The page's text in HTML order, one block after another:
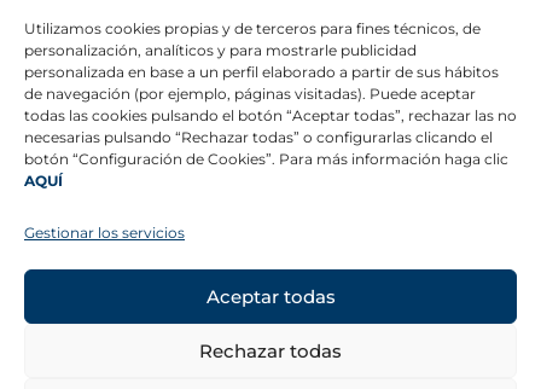
Utilizamos cookies propias y de terceros para fines técnicos, de
personalización, analíticos y para mostrarle publicidad
personalizada en base a un perfil elaborado a partir de sus hábitos
de navegación (por ejemplo, páginas visitadas). Puede aceptar
todas las cookies pulsando el botón “Aceptar todas”, rechazar las no
necesarias pulsando “Rechazar todas” o configurarlas clicando el
botón “Configuración de Cookies”. Para más información haga clic
AQUÍ
Gestionar los servicios
Aceptar todas
Rechazar todas
Más información Política de privacidad
SÍGUENOS